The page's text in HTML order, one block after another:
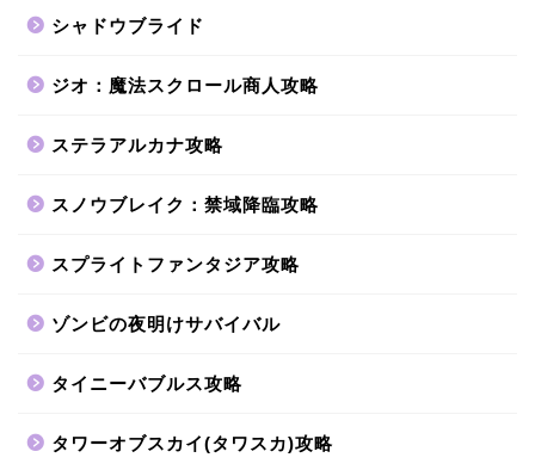
シャドウブライド
ジオ：魔法スクロール商人攻略
ステラアルカナ攻略
スノウブレイク：禁域降臨攻略
スプライトファンタジア攻略
ゾンビの夜明けサバイバル
タイニーバブルス攻略
タワーオブスカイ(タワスカ)攻略